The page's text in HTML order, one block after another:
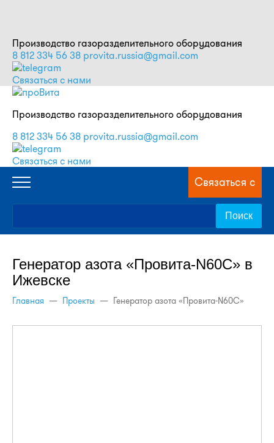
Производство газоразделительного оборудования
8 812 334 56 38 provita.russia@gmail.com
Связаться с нами
Производство газоразделительного оборудования
8 812 334 56 38 provita.russia@gmail.com
Связаться с нами
Связаться с
нами
Генератор азота «Провита-N60С» в
Ижевске
Главная — Проекты — Генератор азота «Провита-N60С»